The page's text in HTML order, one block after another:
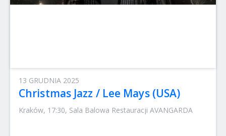
13 GRUDNIA 2025
Christmas Jazz / Lee Mays (USA)
Kraków, 17:30, Sala Balowa Restauracji AVANGARDA